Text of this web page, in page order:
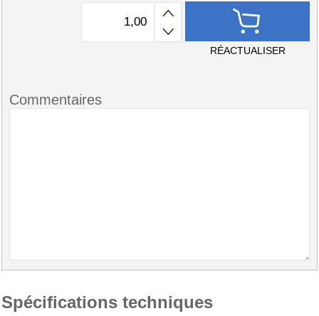
RÉACTUALISER
Commentaires
Spécifications techniques